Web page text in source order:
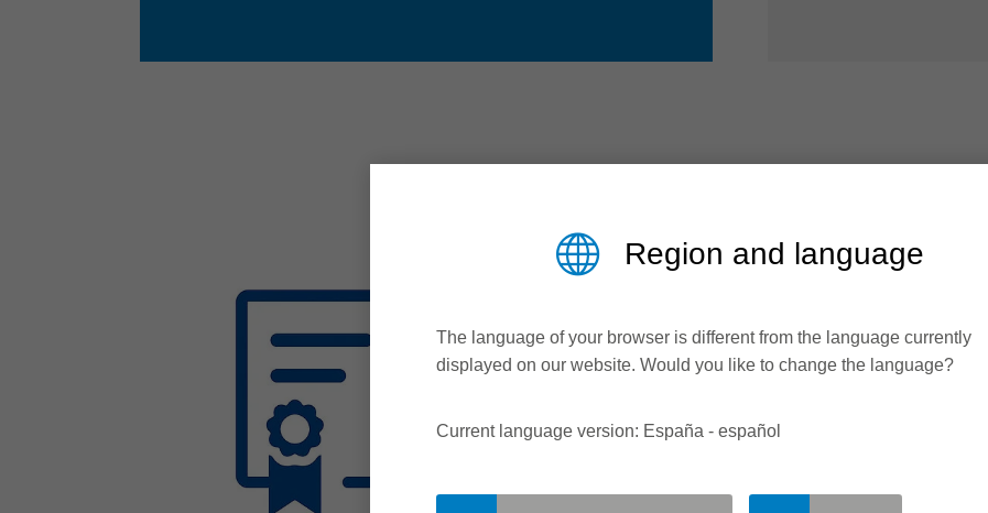
Region and language
The language of your browser is different from the language currently
displayed on our website. Would you like to change the language?
Current language version: España - español